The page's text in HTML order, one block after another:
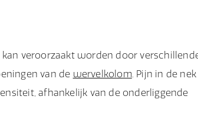
veroorzaakt worden door
van de wervelkolom. Pijn in de
afhankelijk van de onderliggende